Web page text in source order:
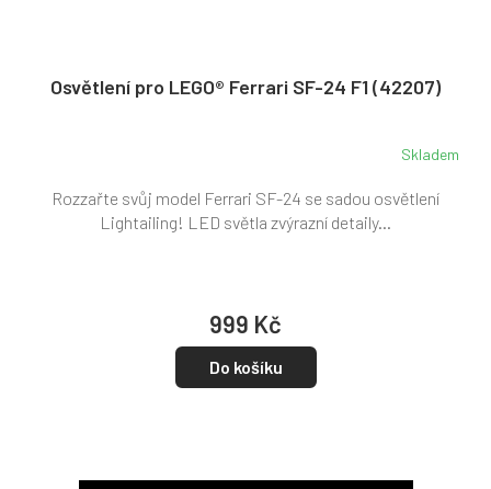
Osvětlení pro LEGO® Ferrari SF-24 F1 (42207)
Skladem
999 Kč
Do košíku
Rozzařte svůj model Ferrari SF-24 se sadou osvětlení
Lightailing! LED světla zvýrazní detaily...